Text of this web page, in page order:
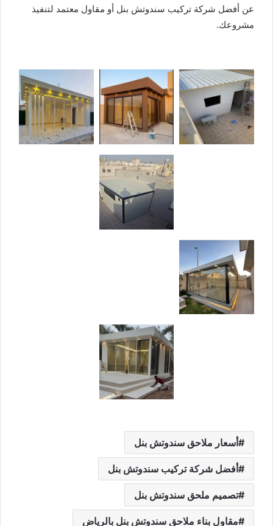
عن أفضل شركة تركيب سندوتش بنل أو مقاول معتمد لتنفيذ
مشروعك.
أسعار ملاحق سندوتش بنل
أفضل شركة تركيب سندوتش بنل
تصميم ملحق سندوتش بنل
مقاول بناء ملاحق سندوتش بنل بالرياض